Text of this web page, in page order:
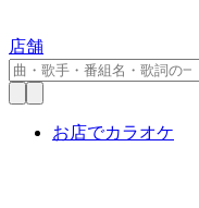
店舗
お店でカラオケ